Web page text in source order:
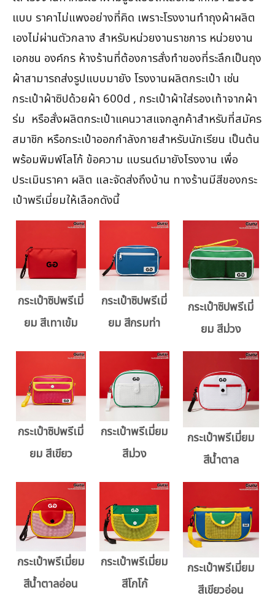
แบบ ราคาไม่แพงอย่างที่คิด เพราะโรงงานทำถุงผ้าผลิต
เองไม่ผ่านตัวกลาง สำหรับหน่วยงานราชการ หน่วยงาน
เอกชน องค์กร ห้างร้านที่ต้องการสั่งทำของที่ระลึกเป็นถุง
ผ้าสามารถส่งรูปแบบมายัง โรงงานผลิตกระเป๋า เช่น
กระเป๋าผ้าซิปด้วยผ้า 600d , กระเป๋าผ้าใส่รองเท้าจากผ้า
ร่ม หรือสั่งผลิตกระเป๋าแคนวาสแจกลูกค้าสำหรับที่สมัคร
สมาชิก หรือกระเป๋าออกกำลังกายสำหรับนักเรียน เป็นต้น
พร้อมพิมพ์โลโก้ ข้อความ แบรนด์มายังโรงงาน เพื่อ
ประเมินราคา ผลิต และจัดส่งถึงบ้าน ทางร้านมีสีของกระ
เป๋าพรีเมี่ยมให้เลือกดังนี้
กระเป๋าซิปพรีเมี่
ยม สีเทาเข้ม
กระเป๋าซิปพรีเมี่
ยม สีกรมท่า
กระเป๋าซิปพรีเมี่
ยม สีม่วง
กระเป๋าซิปพรีเมี่
ยม สีเขียว
กระเป๋าพรีเมี่ยม
สีม่วง
กระเป๋าพรีเมี่ยม
สีน้ำตาล
กระเป๋าพรีเมี่ยม
สีน้ำตาลอ่อน
กระเป๋าพรีเมี่ยม
สีโกโก้
กระเป๋าพรีเมี่ยม
สีเขียวอ่อน